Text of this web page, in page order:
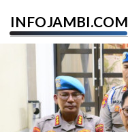
INFOJAMBI.COM